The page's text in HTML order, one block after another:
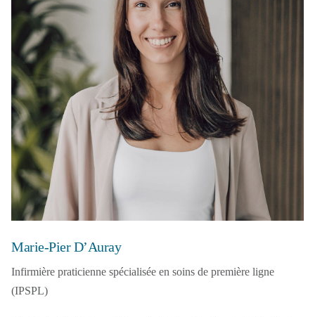
Marie-Pier D’Auray
Infirmière praticienne spécialisée en soins de première ligne
(IPSPL)